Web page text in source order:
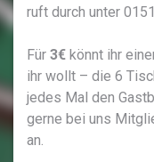
ruft durch unter
Für 3€ könnt ihr
ihr wollt – die 6
jedes Mal den
gerne bei uns
an.